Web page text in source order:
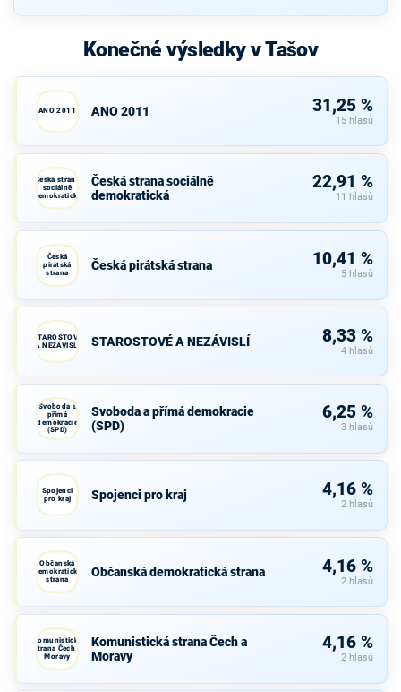
Konečné výsledky v Tašov
ANO 2011 ANO 2011 31,25 %
15 hlasů
Česká strana
sociálně
demokratická
Česká strana sociálně
demokratická
22,91 %
11 hlasů
Česká
pirátská
strana
Česká pirátská strana 10,41 %
5 hlasů
STAROSTOVÉ
A NEZÁVISLÍ
STAROSTOVÉ A NEZÁVISLÍ 8,33 %
4 hlasů
Svoboda a
přímá
demokracie
(SPD)
Svoboda a přímá demokracie
(SPD)
6,25 %
3 hlasů
Spojenci
pro kraj
Spojenci pro kraj 4,16 %
2 hlasů
Občanská
demokratická
strana
Občanská demokratická strana 4,16 %
2 hlasů
Komunistická
strana Čech a
Moravy
Komunistická strana Čech a
Moravy
4,16 %
2 hlasů